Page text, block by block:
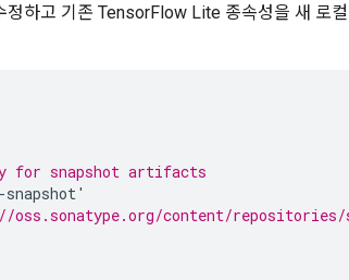
정하고 기존 TensorFlow Lite 종속성을 새 로
for snapshot artifacts
-snapshot'
//oss.sonatype.org/content/repositories/